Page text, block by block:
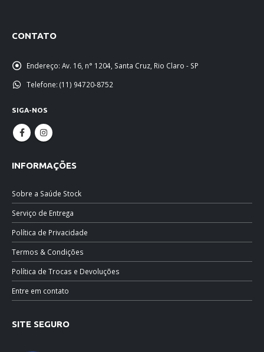
CONTATO
Endereço: Av. 16, n° 1204, Santa Cruz, Rio Claro - SP
Telefone: (11) 94720-8752
SIGA-NOS
INFORMAÇÕES
Sobre a Saúde Stock
Serviço de Entrega
Política de Privacidade
Termos & Condições
Política de Trocas e Devoluções
Entre em contato
SITE SEGURO